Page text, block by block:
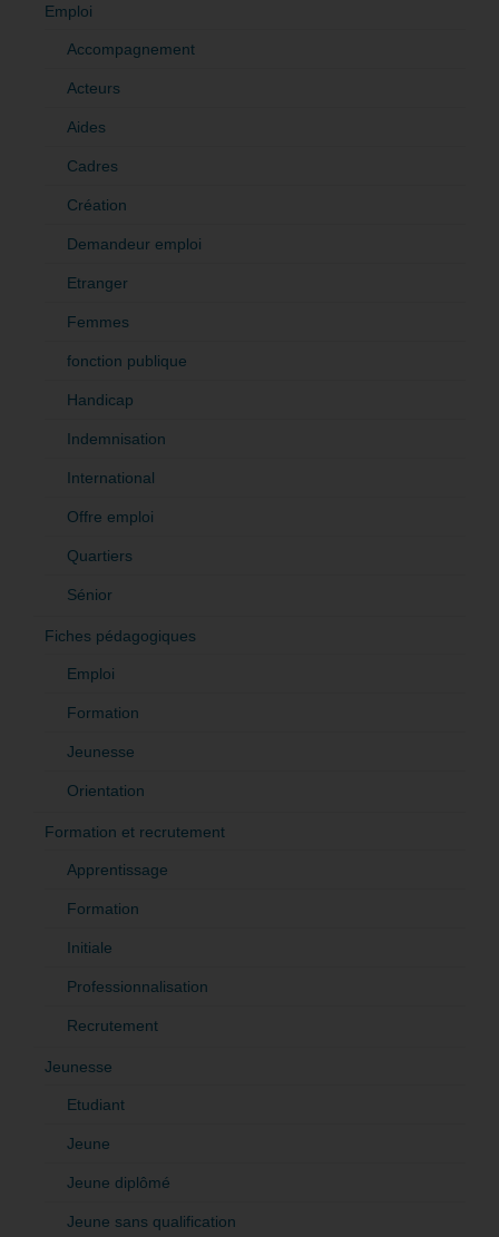
Emploi
Accompagnement
Acteurs
Aides
Cadres
Création
Demandeur emploi
Etranger
Femmes
fonction publique
Handicap
Indemnisation
International
Offre emploi
Quartiers
Sénior
Fiches pédagogiques
Emploi
Formation
Jeunesse
Orientation
Formation et recrutement
Apprentissage
Formation
Initiale
Professionnalisation
Recrutement
Jeunesse
Etudiant
Jeune
Jeune diplômé
Jeune sans qualification